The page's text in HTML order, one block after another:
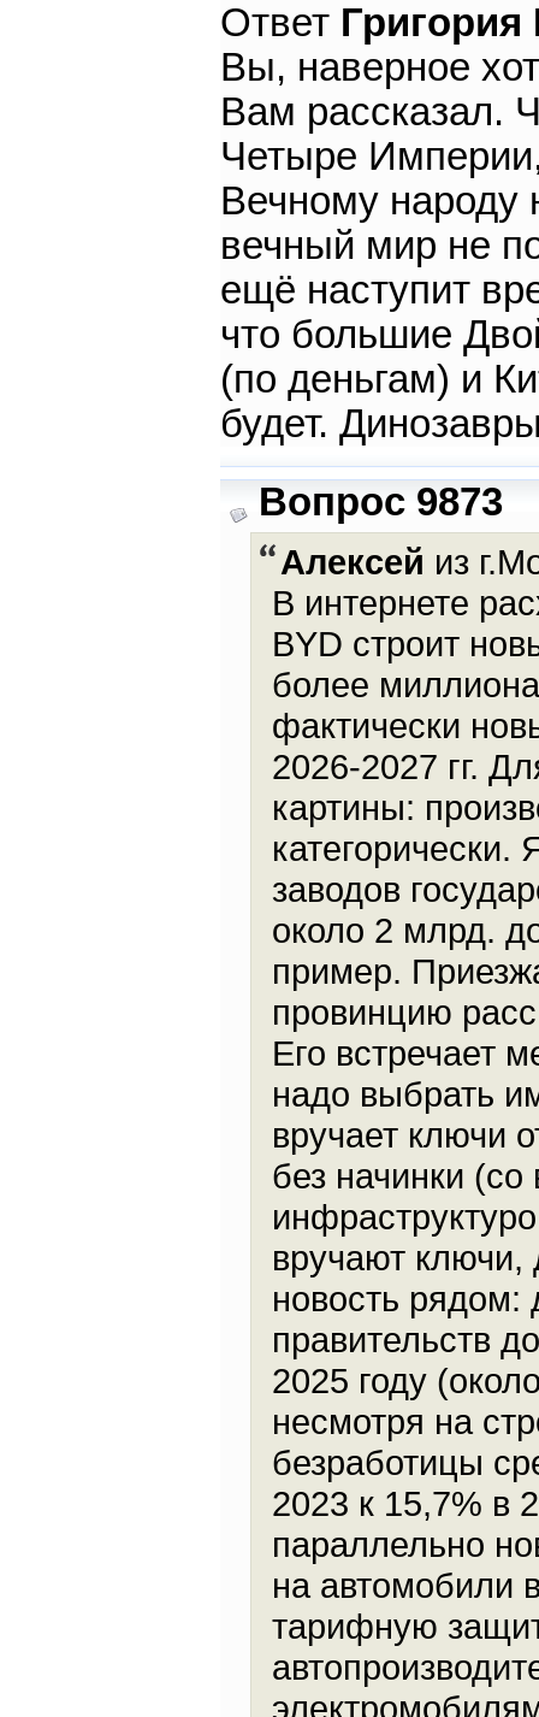
Ответ
Вы, наверное
Вам рассказал.
Четыре
Вечному
вечный мир не
ещё наступит
что большие
(по деньгам) и
будет.
Вопрос 9873
Алексей из
В интернете
BYD строит
более
фактически
2026-2027 гг.
картины:
заводов
около 2 млрд.
пример.
провинцию
Его встречает
надо выбрать
вручает ключи
без начинки
вручают ключи,
новость рядом:
правительств
2025 году
несмотря на
безработицы
2023 к 15,7% в
параллельно
на автомобили
тарифную